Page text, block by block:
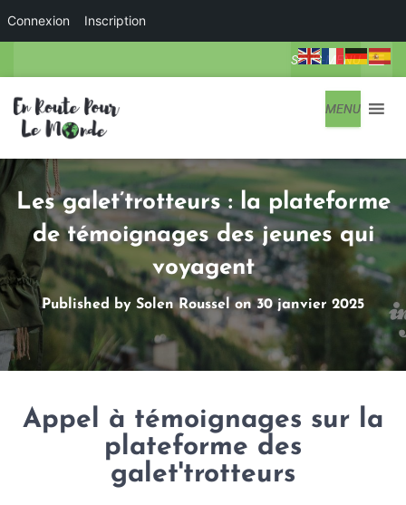
Connexion Inscription
SOUS-MENU
MENU
Les galet’trotteurs : la plateforme
de témoignages des jeunes qui
voyagent
Published by Solen Roussel on30 janvier 2025
Appel à témoignages sur la
plateforme des
galet'trotteurs